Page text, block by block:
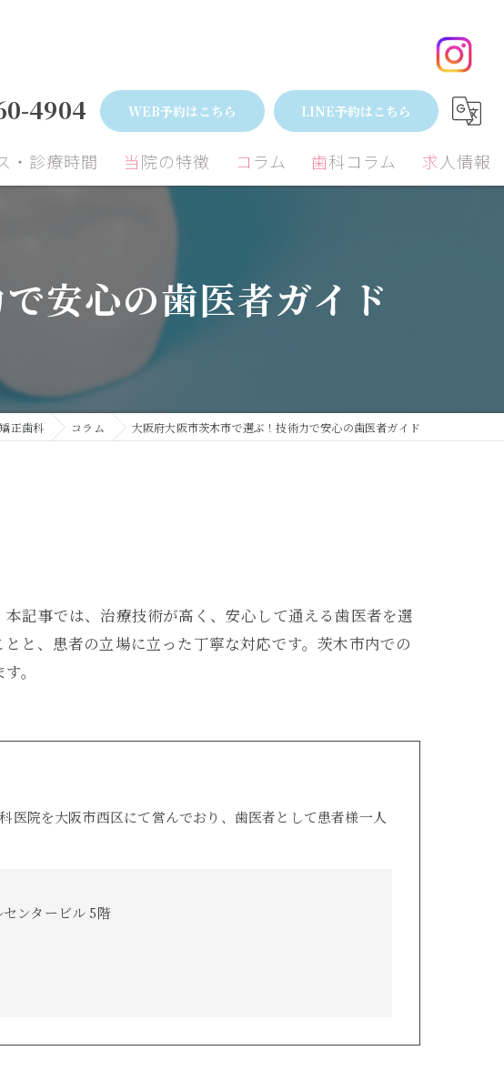
4904 WEB予約はこちら LINE予約はこちら
口腔外科 歯周病治療
ス・診療時間 当院の特徴
歯周病
予防歯科
コラム 歯科コラム 求人情報
安心の歯医者ガイド
正歯科 コラム 大阪府大阪市茨木市で選ぶ！技術力で安心の歯医者ガイド
記事では、治療技術が高く、安心して通える歯医者を選
と、患者の立場に立った丁寧な対応です。茨木市内での
。
院を大阪市西区にて営んでおり、歯医者として患者様一人
ンタービル 5階